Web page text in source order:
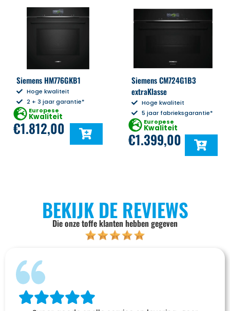
Siemens HM776GKB1
Hoge kwaliteit
2 + 3 jaar garantie*
Europese
Kwaliteit
€1.812,00
Siemens CM724G1B3
extraKlasse
Hoge kwaliteit
5 jaar fabrieksgarantie*
Europese
Kwaliteit
€1.399,00
BEKIJK DE REVIEWS
Die onze toffe klanten hebben gegeven